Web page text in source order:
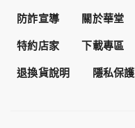
防詐宣導 關於華堂
特約店家
下載專區
退換貨說明
隱私保護